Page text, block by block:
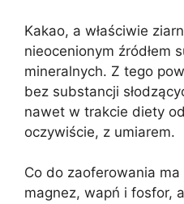
Kakao, a właściwie
nieocenionym źródłem
mineralnych. Z tego
bez substancji
nawet w trakcie diety
oczywiście, z umiarem.
Co do zaoferowania ma
magnez, wapń i fosfor,